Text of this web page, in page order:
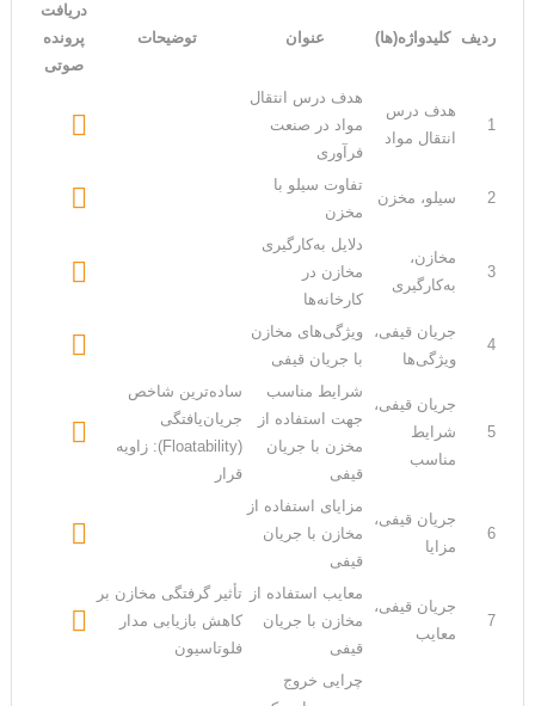
ردیف کلیدواژه(ها) عنوان توضیحات
دریافت
پرونده
صوتی
1
هدف درس
انتقال مواد
هدف درس انتقال
مواد در صنعت
فرآوری

2 سیلو، مخزن
تفاوت سیلو با
مخزن

3
مخازن،
به‌کارگیری
دلایل به‌کارگیری
مخازن در
کارخانه‌ها

4
جریان قیفی،
ویژگی‌ها
ویژگی‌های مخازن
با جریان قیفی

5
جریان قیفی،
شرایط
مناسب
شرایط مناسب
جهت استفاده از
مخزن با جریان
قیفی
ساده‌ترین شاخص
جریان‌یافتگی
(Floatability): زاویه
قرار

6
جریان قیفی،
مزایا
مزایای استفاده از
مخازن با جریان
قیفی

7
جریان قیفی،
معایب
معایب استفاده از
مخازن با جریان
قیفی
تأثیر گرفتگی مخازن بر
کاهش بازیابی مدار
فلوتاسیون

چرایی خروج